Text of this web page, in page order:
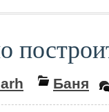
Баня